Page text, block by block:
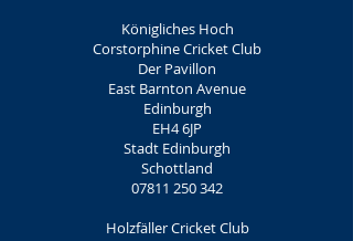
Königliches Hoch
Corstorphine Cricket Club
Der Pavillon
East Barnton Avenue
Edinburgh
EH4 6JP
Stadt Edinburgh
Schottland
07811 250 342
Holzfäller Cricket Club